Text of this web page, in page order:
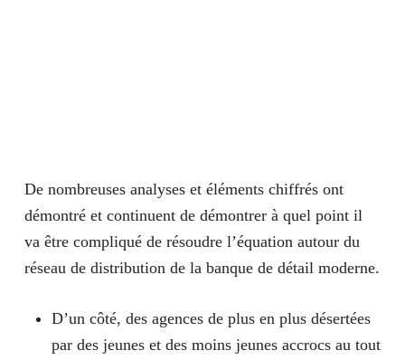
De nombreuses analyses et éléments chiffrés ont
démontré et continuent de démontrer à quel point il
va être compliqué de résoudre l’équation autour du
réseau de distribution de la banque de détail moderne.
D’un côté, des agencesde plus en plus désertées
par des jeunes et des moins jeunes accrocs au tout